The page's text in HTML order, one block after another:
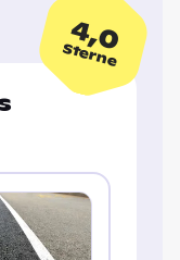
4,0
Sterne